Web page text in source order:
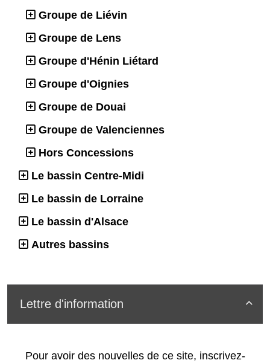
Groupe de Liévin
Groupe de Lens
Groupe d'Hénin Liétard
Groupe d'Oignies
Groupe de Douai
Groupe de Valenciennes
Hors Concessions
Le bassin Centre-Midi
Le bassin de Lorraine
Le bassin d'Alsace
Autres bassins

Lettre d'information
Pour avoir des nouvelles de ce site, inscrivez-